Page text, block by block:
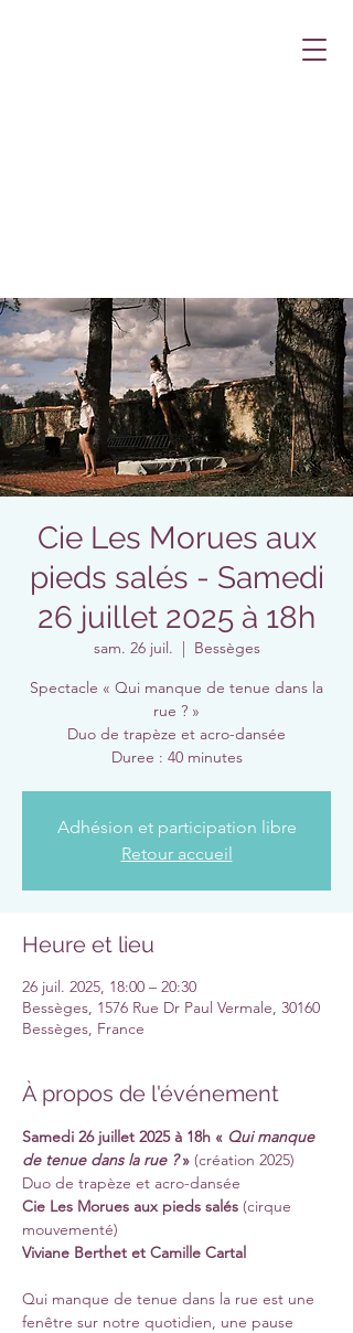
Cie Les Morues aux
pieds salés - Samedi
26 juillet 2025 à 18h
sam. 26 juil.
  |
Bessèges
Spectacle « Qui manque de tenue dans la
rue ? »
Duo de trapèze et acro-dansée
Duree : 40 minutes
Adhésion et participation libre
Retour accueil
Heure et lieu
26 juil. 2025, 18:00 – 20:30
Bessèges, 1576 Rue Dr Paul Vermale, 30160
Bessèges, France
À propos de l'événement
Samedi 26 juillet 2025 à 18h « Qui manque
de tenue dans la rue ? » (création 2025)
Duo de trapèze et acro-dansée
Cie Les Morues aux pieds salés (cirque
mouvementé)
Viviane Berthet et Camille Cartal
Qui manque de tenue dans la rue est une
fenêtre sur notre quotidien, une pause